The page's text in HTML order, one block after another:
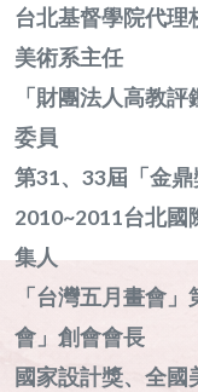
台北基督學院代理
美術系主任
「財團法人高教
委員
第31、33屆「金
2010~2011台北國
集人
「台灣五月畫會
會」創會會長
國家設計獎、全